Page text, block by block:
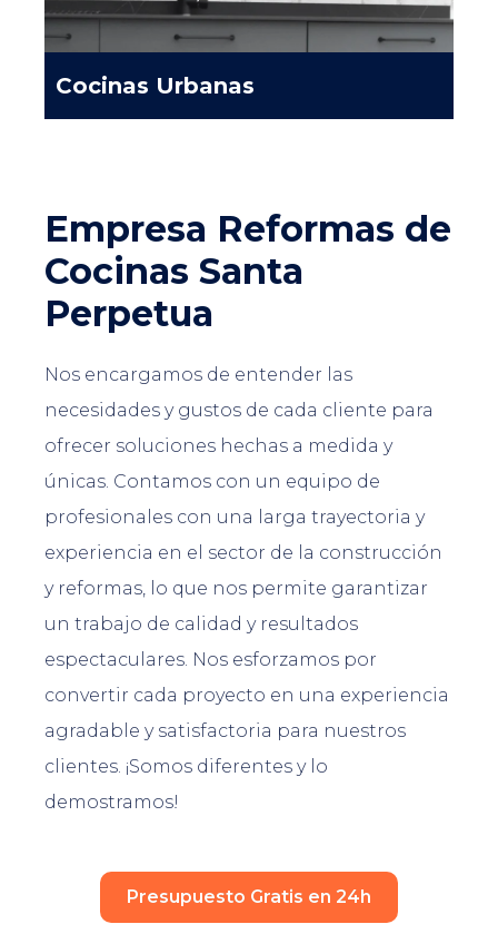
Cocinas Urbanas
Empresa Reformas de
Cocinas Santa
Perpetua
Nos encargamos de entender las
necesidades y gustos de cada cliente para
ofrecer soluciones hechas a medida y
únicas. Contamos con un equipo de
profesionales con una larga trayectoria y
experiencia en el sector de la construcción
y reformas, lo que nos permite garantizar
un trabajo de calidad y resultados
espectaculares. Nos esforzamos por
convertir cada proyecto en una experiencia
agradable y satisfactoria para nuestros
clientes. ¡Somos diferentes y lo
demostramos!
Presupuesto Gratis en 24h